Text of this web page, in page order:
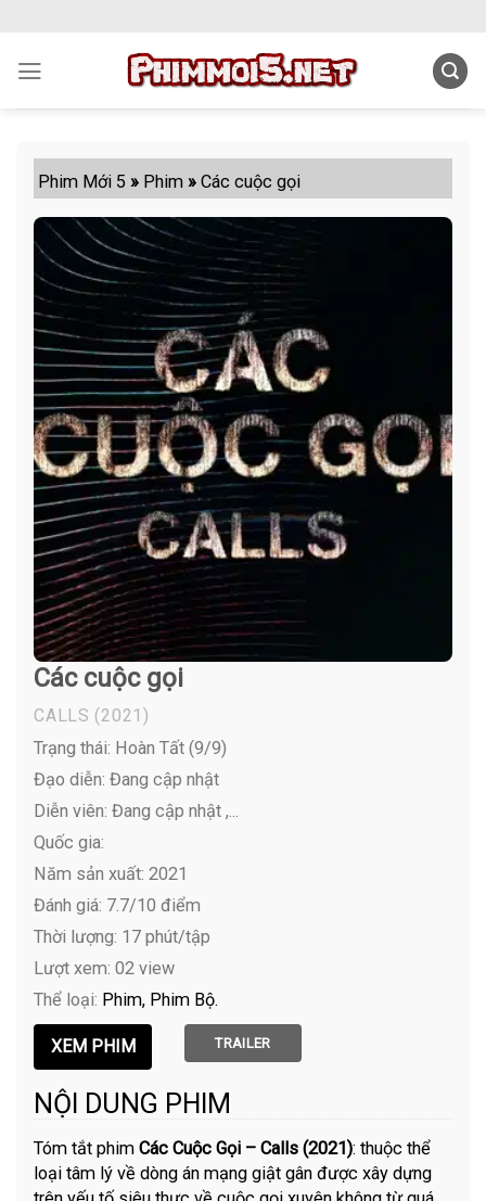
content
Phim Mới 5 » Phim »Các cuộc gọi
Các cuộc gọi
CALLS (2021)
Trạng thái: Hoàn Tất (9/9)
Đạo diễn: Đang cập nhật
Diễn viên: Đang cập nhật ,...
Quốc gia:
Năm sản xuất: 2021
Đánh giá: 7.7/10 điểm
Thời lượng: 17 phút/tập
Lượt xem: 02 view
Thể loại: Phim Phim Bộ
TRAILER
NỘI DUNG PHIM
Tóm tắt phim Các Cuộc Gọi – Calls (2021): thuộc thể
loại tâm lý về dòng án mạng giật gân được xây dựng